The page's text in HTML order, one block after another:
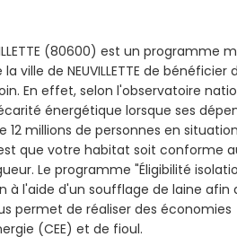
(80600) est un programme
ville de NEUVILLETTE de
En effet, selon l'observatoire
énergétique lorsque ses
12 millions de personnes en
que votre habitat soit conforme
Le programme "Éligibilité
à l'aide d'un soufflage de laine afin
permet de réaliser des économies
(CEE) et de fioul.